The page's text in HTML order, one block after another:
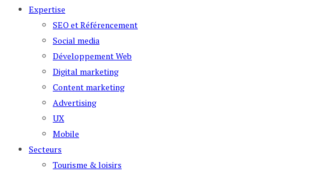
Expertise
SEO et Référencement
Social media
Développement Web
Digital marketing
Content marketing
Advertising
UX
Mobile
Secteurs
Tourisme & loisirs